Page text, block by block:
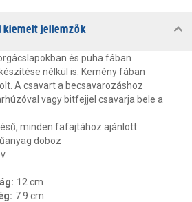
jellemzők
és puha fában
nélkül is. Kemény fában
A csavart a becsavarozáshoz
vagy bitfejjel csavarja bele a
minden fafajtához ajánlott.
doboz
: 12 cm
: 7.9 cm